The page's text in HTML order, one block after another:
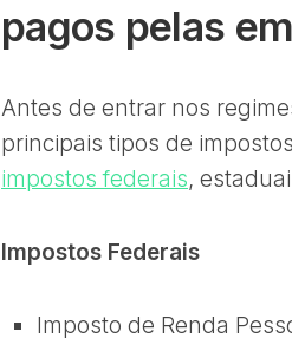
pagos pelas
Antes de entrar nos
principais tipos de
impostos federais,
Impostos Federais
Imposto de Renda